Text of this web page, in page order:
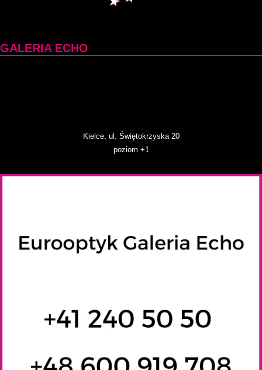
GALERIA ECHO
Kielce, ul. Świętokrzyska 20
poziom +1